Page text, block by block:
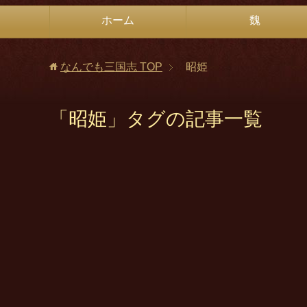
ホーム 魏
なんでも三国志 TOP 昭姫
「昭姫」タグの記事一覧